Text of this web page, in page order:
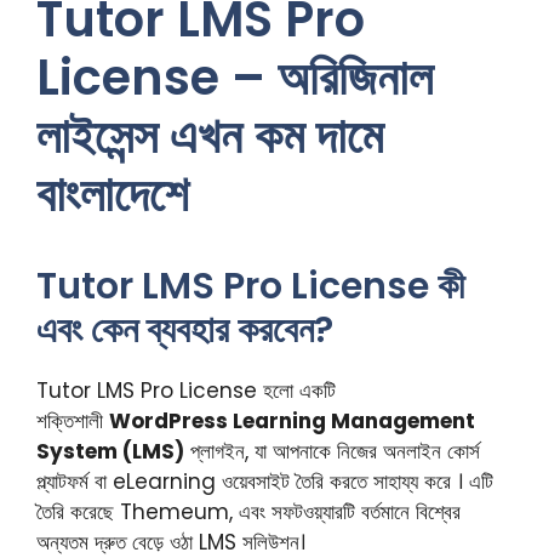
Tutor LMS Pro
License – অরিজিনাল
লাইসেন্স এখন কম দামে
বাংলাদেশে
Tutor LMS Pro License কী
এবং কেন ব্যবহার করবেন?
Tutor LMS Pro License হলো একটি
শক্তিশালী WordPress Learning Management
System (LMS) প্লাগইন, যা আপনাকে নিজের অনলাইন কোর্স
প্ল্যাটফর্ম বা eLearning ওয়েবসাইট তৈরি করতে সাহায্য করে । এটি
তৈরি করেছে Themeum, এবং সফটওয়্যারটি বর্তমানে বিশ্বের
অন্যতম দ্রুত বেড়ে ওঠা LMS সলিউশন।